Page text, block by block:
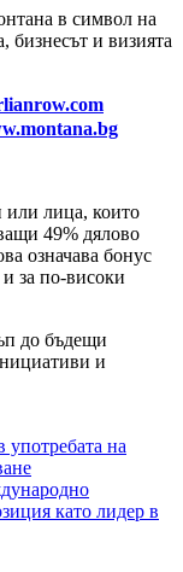
в символ на
бизнесът и визията
или лица, които
49% дялово
означава бонус
за по-високи
до бъдещи
и
употребата на
като лидер в